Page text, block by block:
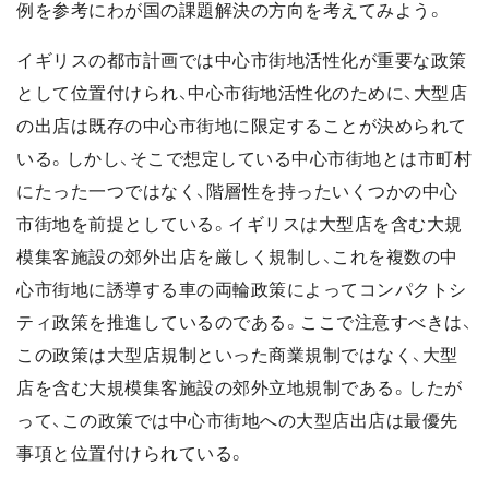
例を参考にわが国の課題解決の方向を考えてみよう。
イギリスの都市計画では中心市街地活性化が重要な政策
として位置付けられ、中心市街地活性化のために、大型店
の出店は既存の中心市街地に限定することが決められて
いる。しかし、そこで想定している中心市街地とは市町村
にたった一つではなく、階層性を持ったいくつかの中心
市街地を前提としている。イギリスは大型店を含む大規
模集客施設の郊外出店を厳しく規制し、これを複数の中
心市街地に誘導する車の両輪政策によってコンパクトシ
ティ政策を推進しているのである。ここで注意すべきは、
この政策は大型店規制といった商業規制ではなく、大型
店を含む大規模集客施設の郊外立地規制である。したが
って、この政策では中心市街地への大型店出店は最優先
事項と位置付けられている。